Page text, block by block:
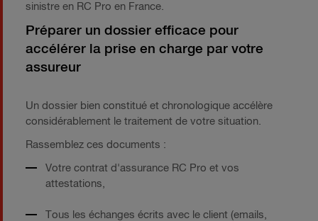
sinistre en RC Pro en France.
Préparer un dossier efficace pour
accélérer la prise en charge par votre
assureur
Un dossier bien constitué et chronologique accélère
considérablement le traitement de votre situation.
Rassemblez ces documents :
Votre contrat d'assurance RC Pro et vos
attestations,
Tous les échanges écrits avec le client (emails,